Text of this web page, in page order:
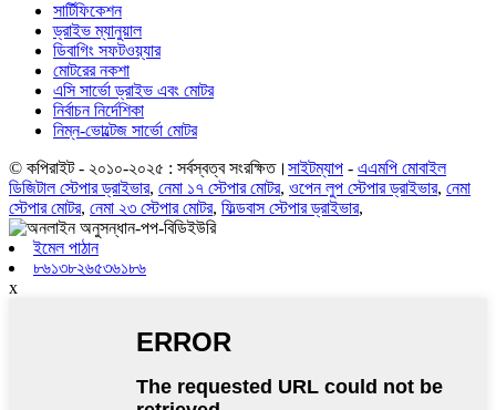
সার্টিফিকেশন
ড্রাইভ ম্যানুয়াল
ডিবাগিং সফটওয়্যার
মোটরের নকশা
এসি সার্ভো ড্রাইভ এবং মোটর
নির্বাচন নির্দেশিকা
নিম্ন-ভোল্টেজ সার্ভো মোটর
© কপিরাইট - ২০১০-২০২৫ : সর্বস্বত্ব সংরক্ষিত। সাইটম্যাপ - এএমপি মোবাইল
ডিজিটাল স্টেপার ড্রাইভার, নেমা ১৭ স্টেপার মোটর, ওপেন লুপ স্টেপার ড্রাইভার, নেমা
স্টেপার মোটর, নেমা ২৩ স্টেপার মোটর, ফিল্ডবাস স্টেপার ড্রাইভার,
ইমেল পাঠান
৮৬১৩৮২৬৫৩৬১৮৬
x